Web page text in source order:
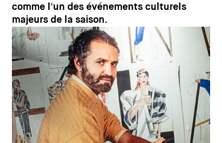
comme l'un des événements culturels
majeurs de la saison.